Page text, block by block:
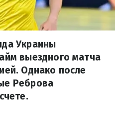
Украины
выездного матча
Однако после
Реброва